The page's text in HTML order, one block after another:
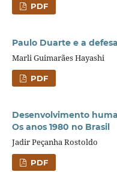
PDF
Paulo Duarte e a
Marli Guimarães Hayashi
PDF
Desenvolvimento
Os anos 1980 no Brasil
Jadir Peçanha Rostoldo
PDF